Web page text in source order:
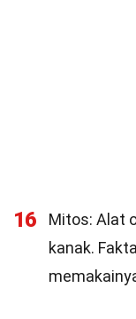
16
Mitos: Alat
kanak.